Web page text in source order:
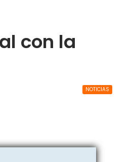
con la
NOTICIAS